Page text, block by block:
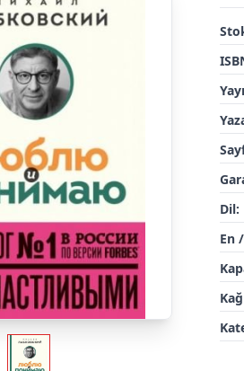
Dil:
En